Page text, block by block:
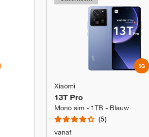
Xiaomi
13T Pro
Mono sim - 1TB - Blauw
5
vanaf